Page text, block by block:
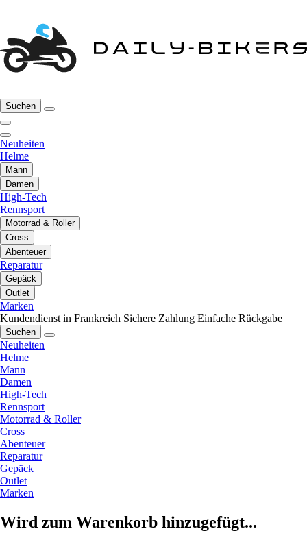
Suchen
Neuheiten
Helme
Mann
Damen
High-Tech
Rennsport
Motorrad & Roller
Cross
Abenteuer
Reparatur
Gepäck
Outlet
Marken
Kundendienst in Frankreich Sichere Zahlung Einfache Rückgabe
Suchen
Neuheiten
Helme
Mann
Damen
High-Tech
Rennsport
Motorrad & Roller
Cross
Abenteuer
Reparatur
Gepäck
Outlet
Marken
Wird zum Warenkorb hinzugefügt...